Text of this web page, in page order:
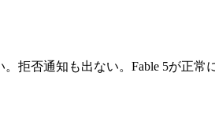
拒否通知も出ない。Fable 5が正常